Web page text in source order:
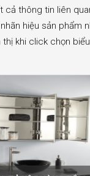
thông tin liên
hiệu sản phẩm
khi click chọn